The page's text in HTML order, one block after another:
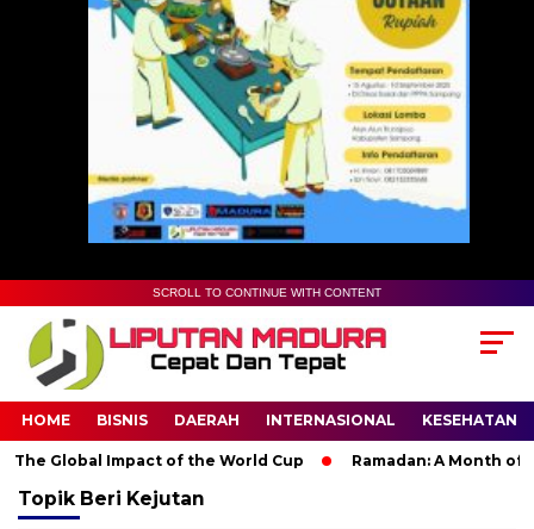
SCROLL TO CONTINUE WITH CONTENT
HOME BISNIS DAERAH INTERNASIONAL KESEHATAN
Global Impact of the World Cup Ramadan: A Month of
Topik Beri Kejutan